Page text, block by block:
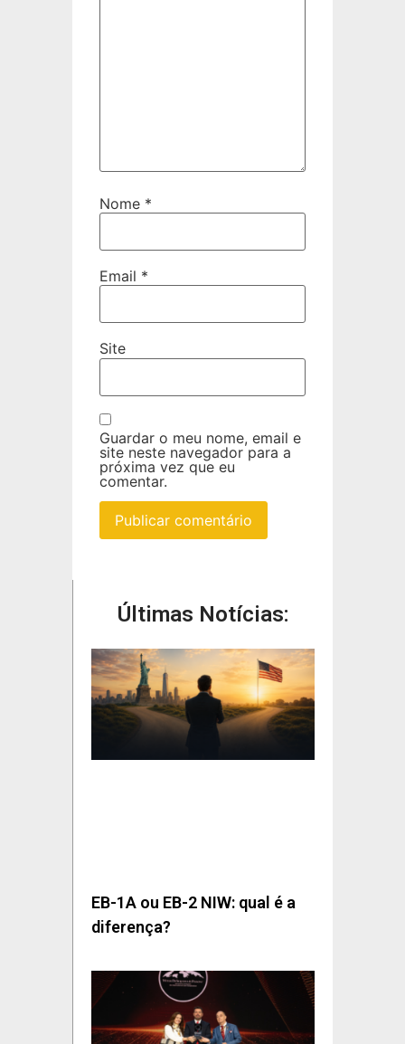
Nome *
Email *
Site
Guardar o meu nome, email e
site neste navegador para a
próxima vez que eu
comentar.
Últimas Notícias:
EB-1A ou EB-2 NIW: qual é a
diferença?